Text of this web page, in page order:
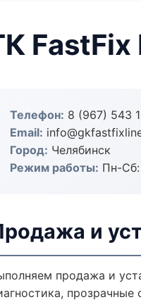
FastFix
Телефон: 8 (967) 543
Email:
Город: Челябинск
Режим работы: Пн-Сб:
и
продажа и
прозрачные